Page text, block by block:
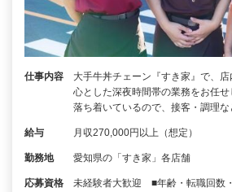
仕事内容
大手牛丼チェーン『すき家』で、
心とした深夜時間帯の業務をお任
落ち着いているので、接客・調理
給与 月収270,000円以上（想定）
勤務地 愛知県の「すき家」各店舗
応募資格
未経験者大歓迎 ■年齢・転職回数